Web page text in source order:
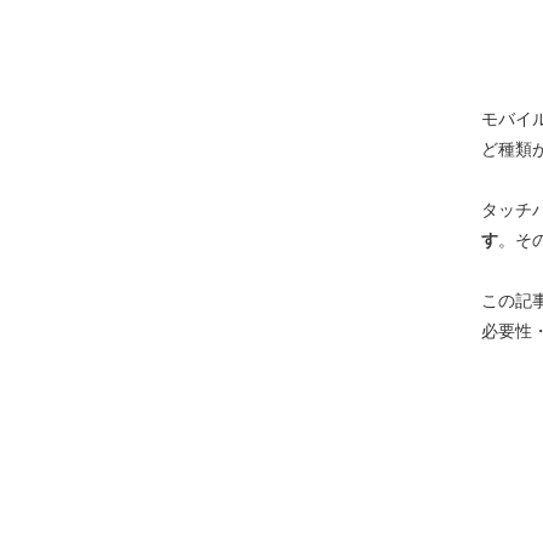
モバイ
ど種類
タッチ
す。そ
この記
必要性